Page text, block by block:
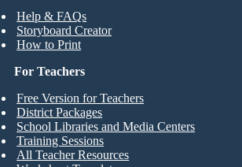
Help & FAQs
Storyboard Creator
How to Print
For Teachers
Free Version for Teachers
District Packages
School Libraries and Media Centers
Training Sessions
All Teacher Resources